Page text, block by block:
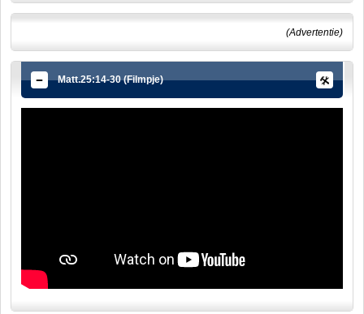
(Advertentie)
Matt.25:14-30 (Filmpje)